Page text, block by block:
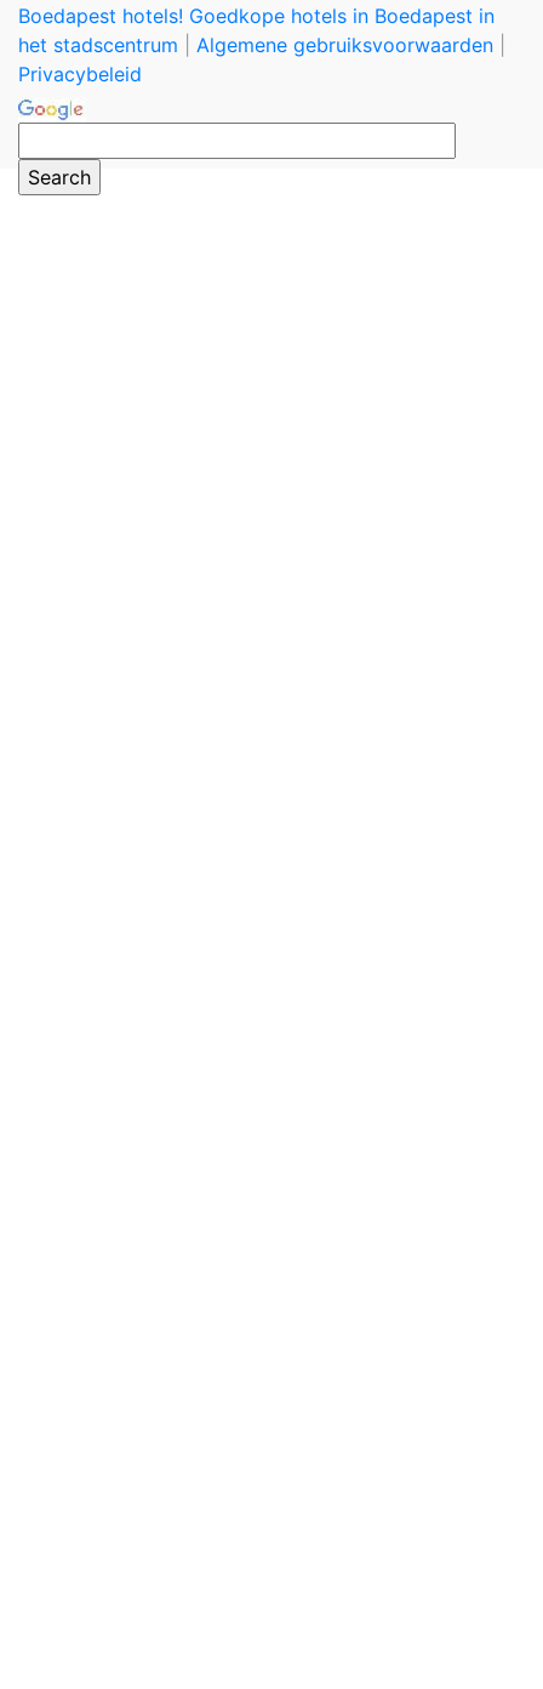
Boedapest hotels! Goedkope hotels in Boedapest in
het stadscentrum
Algemene gebruiksvoorwaarden
Privacybeleid